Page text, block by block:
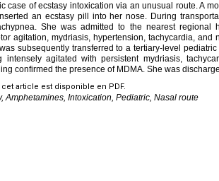
case of ecstasy intoxication via an unusual route. A
an ecstasy pill into her nose. During
She was admitted to the nearest regional
agitation, mydriasis, hypertension, tachycardia, and
subsequently transferred to a tertiary-level
intensely agitated with persistent mydriasis,
confirmed the presence of MDMA. She was
article est disponible en PDF.
Amphetamines, Intoxication, Pediatric, Nasal route